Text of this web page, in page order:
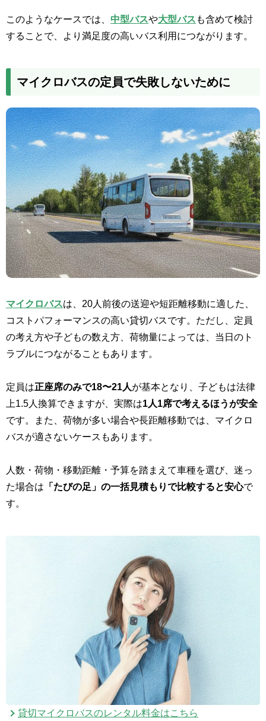
このようなケースでは、 中型バスや大型バス も含めて検討
することで、より満足度の高いバス利用につながります。
マイクロバスの定員で失敗しないために
マイクロバスは、20人前後の送迎や短距離移動に適した、
コストパフォーマンスの高い貸切バスです。ただし、定員
の考え方や子どもの数え方、荷物量によっては、当日のト
ラブルにつながることもあります。
定員は正座席のみで18〜21人が基本となり、子どもは法律
上1.5人換算できますが、実際は1人1席で考えるほうが安全
です。また、荷物が多い場合や長距離移動では、マイクロ
バスが適さないケースもあります。
人数・荷物・移動距離・予算を踏まえて車種を選び、迷っ
た場合は 「たびの足」の一括見積もりで比較すると安心で
す。
貸切マイクロバスのレンタル料金はこちら